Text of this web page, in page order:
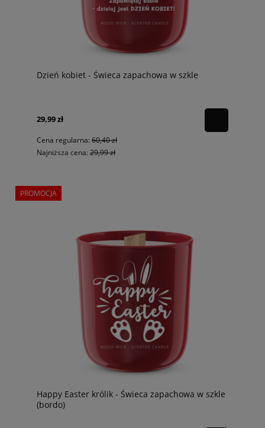
Dzień kobiet - Świeca zapachowa w szkle
29,99 zł
Cena regularna: 60,40 zł
Najniższa cena: 29,99 zł
Happy Easter królik - Świeca zapachowa w szkle
(bordo)
PROMOCJA